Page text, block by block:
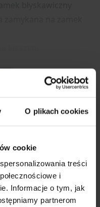
O plikach cookies
cookie
treści
i
Informacje o tym, jak
partnerom
19-031802
GEAR